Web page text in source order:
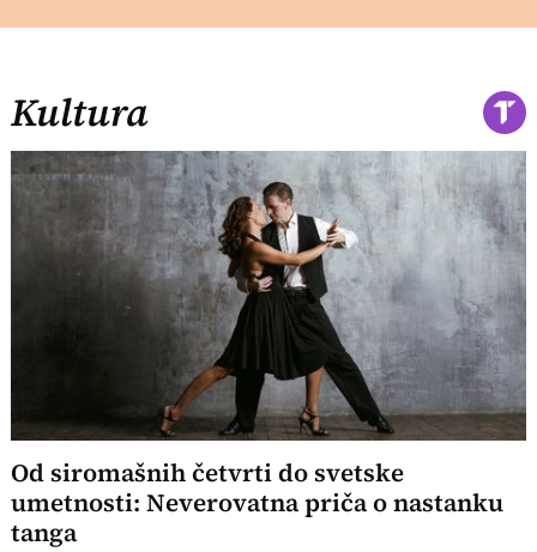
Kultura
Od siromašnih četvrti do svetske
umetnosti: Neverovatna priča o nastanku
tanga